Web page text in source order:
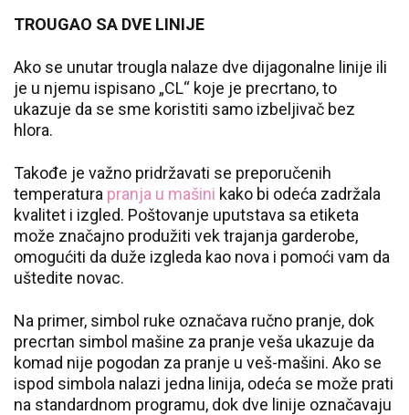
TROUGAO SA DVE LINIJE
Ako se unutar trougla nalaze dve dijagonalne linije ili
je u njemu ispisano „CL“ koje je precrtano, to
ukazuje da se sme koristiti samo izbeljivač bez
hlora.
Takođe je važno pridržavati se preporučenih
temperatura pranja u mašini kako bi odeća zadržala
kvalitet i izgled. Poštovanje uputstava sa etiketa
može značajno produžiti vek trajanja garderobe,
omogućiti da duže izgleda kao nova i pomoći vam da
uštedite novac.
Na primer, simbol ruke označava ručno pranje, dok
precrtan simbol mašine za pranje veša ukazuje da
komad nije pogodan za pranje u veš-mašini. Ako se
ispod simbola nalazi jedna linija, odeća se može prati
na standardnom programu, dok dve linije označavaju